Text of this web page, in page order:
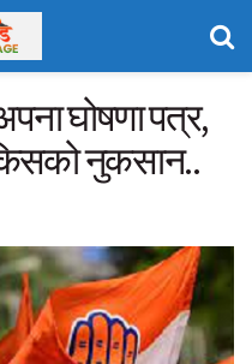
घोषणा पत्र,
नुकसान..